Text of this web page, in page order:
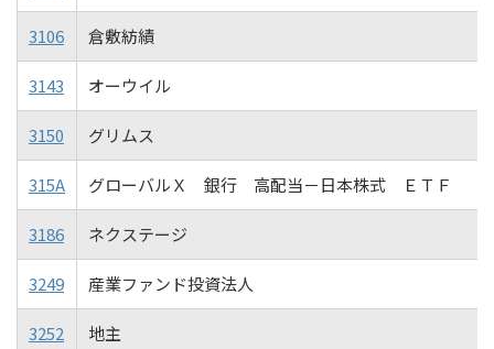
3106 倉敷紡績
3143 オーウイル
3150 グリムス
315A グローバルＸ 銀行 高配当－日本株式 ＥＴＦ
3186 ネクステージ
3249 産業ファンド投資法人
3252 地主